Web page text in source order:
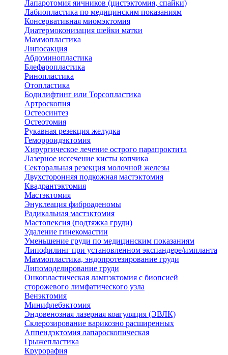
Лапаротомия яичников (цистэктомия, спайки)
Лабиопластика по медицинским показаниям
Консервативная миомэктомия
Диатермоконизация шейки матки
Маммопластика
Липосакция
Абдоминопластика
Блефаропластика
Ринопластика
Отопластика
Бодилифтинг или Торсопластика
Артроскопия
Остеосинтез
Остеотомия
Рукавная резекция желудка
Геморроидэктомия
Хирургическое лечение острого парапроктита
Лазерное иссечение кисты копчика
Секторальная резекция молочной железы
Двухсторонняя подкожная мастэктомия
Квадрантэктомия
Мастэктомия
Энуклеация фиброаденомы
Радикальная мастэктомия
Мастопексия (подтяжка груди)
Удаление гинекомастии
Уменьшение груди по медицинским показаниям
Липофилинг при установленном экспандере/импланта
Маммопластика, эндопротезирование груди
Липомоделирование груди
Онкопластическая лампэктомия с биопсией
сторожевого лимфатического узла
Венэктомия
Минифлебэктомия
Эндовенозная лазерная коагуляция (ЭВЛК)
Склерозирование варикозно расширенных
Аппендэктомия лапароскопическая
Грыжепластика
Крурорафия